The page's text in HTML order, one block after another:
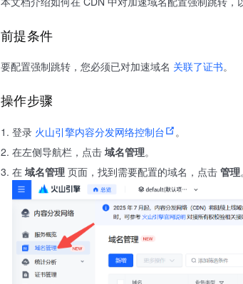
前提条件
要配置强制跳转，您必须已对加速域名 关联了证书。
操作步骤
登录 火山引擎内容分发网络控制台
。
在左侧导航栏，点击 域名管理。
在 域名管理 页面，找到需要配置的域名，点击 管理。